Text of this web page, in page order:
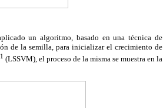
un algoritmo, basado en una técnica de
de la semilla, para inicializar el crecimiento de
(LSSVM), el proceso de la misma se muestra en la